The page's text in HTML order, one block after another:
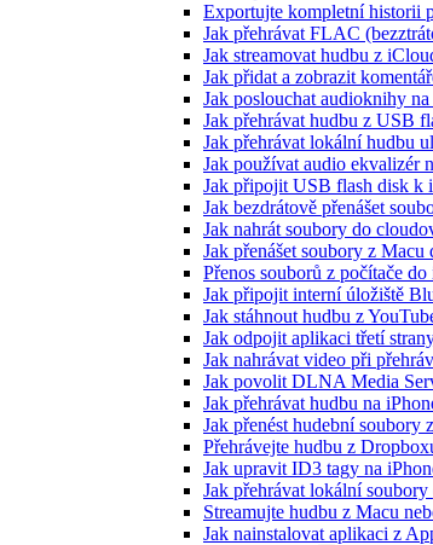
Exportujte kompletní historii
Jak přehrávat FLAC
Jak streamovat hudbu z
Jak přidat a zobrazit
Jak poslouchat audioknihy
Jak přehrávat hudbu z USB
Jak přehrávat lokální hudbu
Jak používat audio ekvalizér
Jak připojit USB flash disk k
Jak bezdrátově přenášet
Jak nahrát soubory do
Jak přenášet soubory z
Přenos souborů z počítače
Jak připojit interní úložiště
Jak stáhnout hudbu z
Jak odpojit aplikaci třetí
Jak nahrávat video při
Jak povolit DLNA Media
Jak přehrávat hudbu na
Jak přenést hudební
Přehrávejte hudbu z
Jak upravit ID3 tagy na
Jak přehrávat lokální
Streamujte hudbu z Macu
Jak nainstalovat aplikaci z